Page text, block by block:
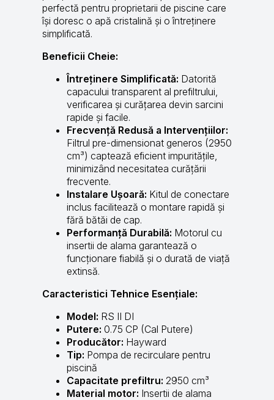
perfectă pentru proprietarii de piscine care
își doresc o apă cristalină și o întreținere
simplificată.
Beneficii Cheie:
Întreținere Simplificată: Datorită
capacului transparent al prefiltrului,
verificarea și curățarea devin sarcini
rapide și facile.
Frecvență Redusă a Intervențiilor:
Filtrul pre-dimensionat generos (2950
cm³) captează eficient impuritățile,
minimizând necesitatea curățării
frecvente.
Instalare Ușoară: Kitul de conectare
inclus facilitează o montare rapidă și
fără bătăi de cap.
Performanță Durabilă: Motorul cu
insertii de alama garantează o
funcționare fiabilă și o durată de viață
extinsă.
Caracteristici Tehnice Esențiale:
Model: RS II DI
Putere: 0.75 CP (Cal Putere)
Producător: Hayward
Tip: Pompa de recirculare pentru
piscină
Capacitate prefiltru: 2950 cm³
Material motor: Insertii de alama